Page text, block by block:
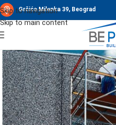
Skip to navigation
Skip to main content
Grčića Milenka 39, Beograd
Početna Građevinska oprema/Skela